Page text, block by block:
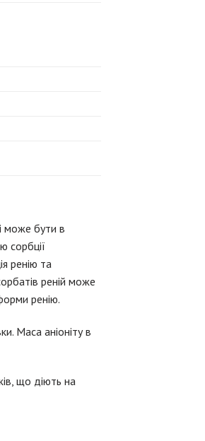
може бути в
сорбції
ренію та
реній може
ренію.
Маса аніоніту в
що діють на